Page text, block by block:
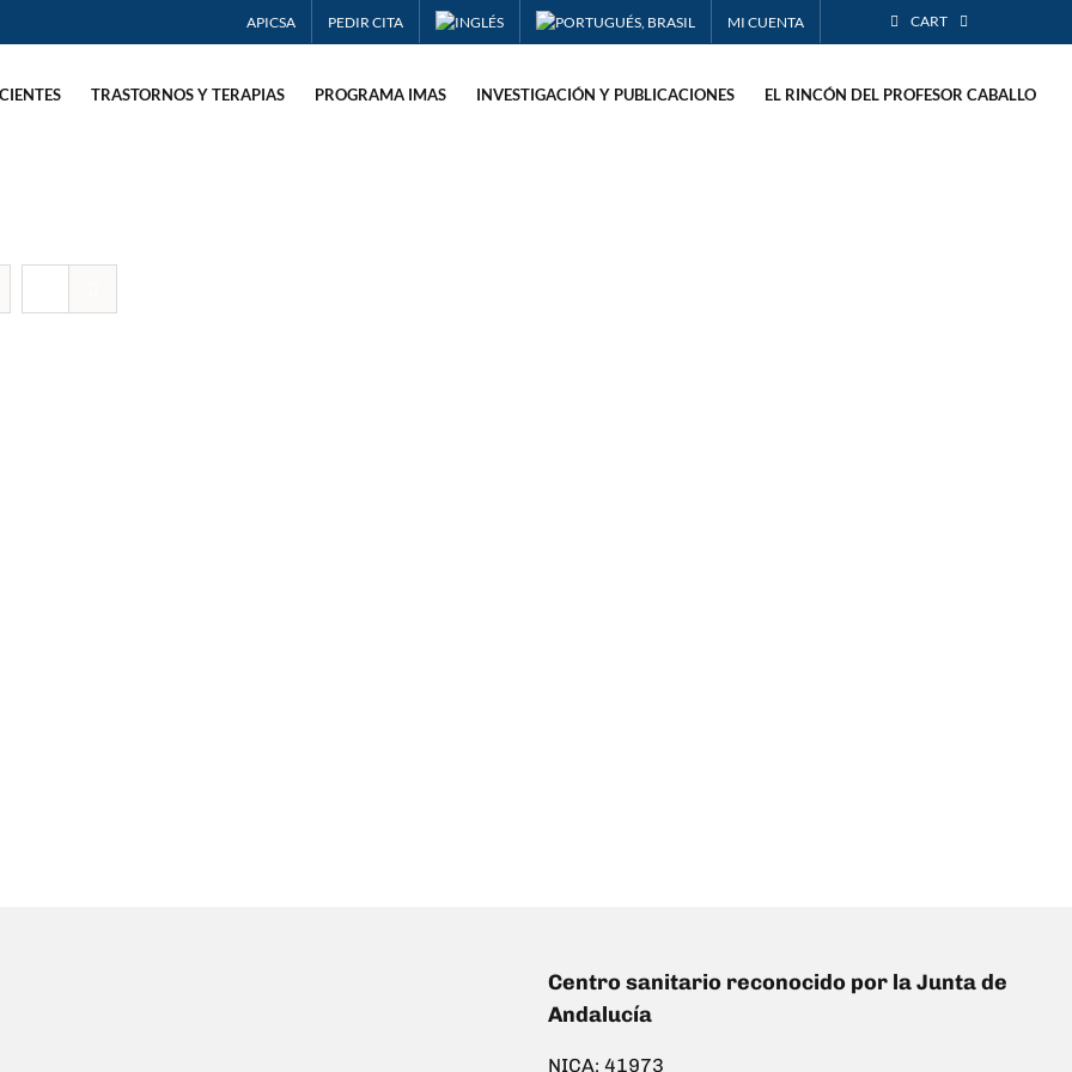
APICSA PEDIR CITA MI CUENTA CART
TRASTORNOS Y TERAPIAS PROGRAMA IMAS INVESTIGACIÓN Y PUBLICACIONES EL RINCÓN DEL PROFESOR CABALLO
Centro sanitario reconocido por la Junta de
Andalucía
NICA: 41973